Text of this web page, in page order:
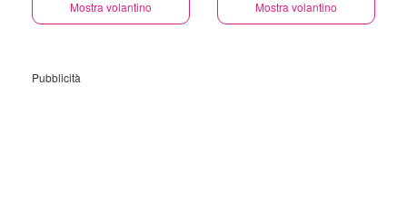
Mostra volantino Mostra volantino
Pubblicità